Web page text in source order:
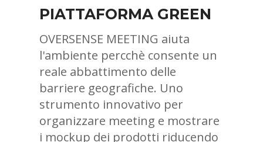
PIATTAFORMA GREEN
OVERSENSE MEETING aiuta
l'ambiente percchè consente un
reale abbattimento delle
barriere geografiche. Uno
strumento innovativo per
organizzare meeting e mostrare
i mockup dei prodotti riducendo